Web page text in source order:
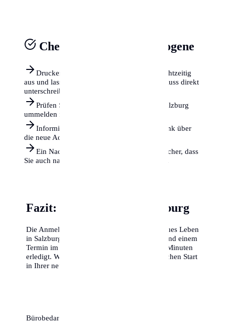
Checkliste für Neuzugezogene
Drucken Sie das Meldezettel-Formular rechtzeitig
aus und lassen Sie es beim Mietvertragsabschluss direkt
unterschreiben.
Prüfen Sie, ob Sie auch Ihr Fahrzeug in Salzburg
ummelden müssen (Frist: 1 Monat).
Informieren Sie Ihre Versicherung und Bank über
die neue Adresse.
Ein Nachsendeauftrag bei der Post stellt sicher, dass
Sie auch nach dem Umzug erreichbar bleiben.
Fazit: Willkommen in Salzburg
Die Anmeldung ist die Eintrittskarte in Ihr neues Leben
in Salzburg. Mit den richtigen Dokumenten und einem
Termin im Gepäck ist das Ganze in wenigen Minuten
erledigt. Wir wünschen Ihnen einen erfolgreichen Start
in Ihrer neuen Heimat!
Bürobedarf & Organisation